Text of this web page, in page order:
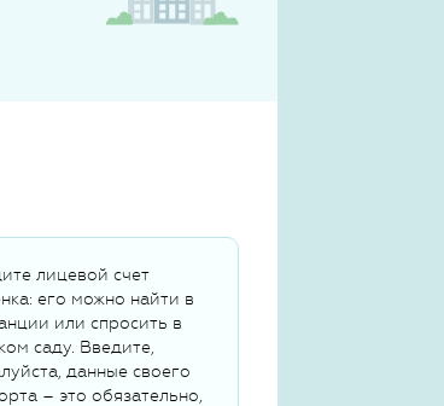
лицевой счет
его можно найти в
или спросить в
саду. Введите,
данные своего
– это обязательно,